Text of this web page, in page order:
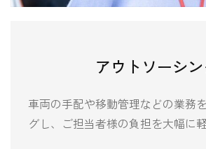
アウトソーシ
車両の手配や移動管理などの業務
グし、ご担当者様の負担を大幅に